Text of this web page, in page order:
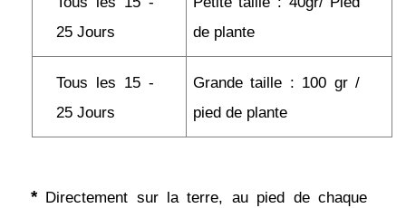
25 Jours
de plante
Tous les 15 -
25 Jours
Grande taille : 100 gr /
pied de plante
* Directement sur la terre, au pied de chaque